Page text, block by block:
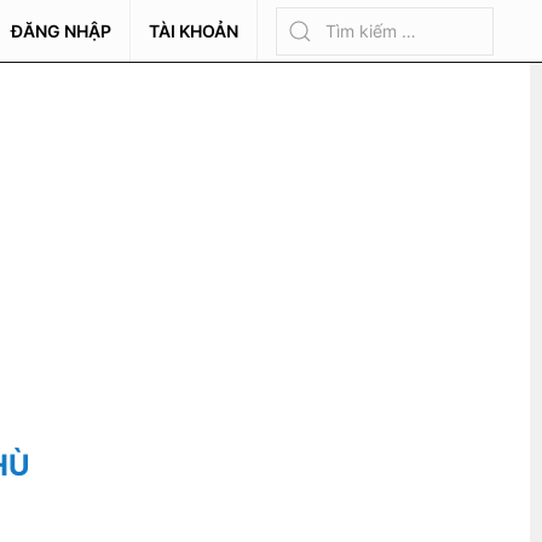
ĐĂNG NHẬP TÀI KHOẢN